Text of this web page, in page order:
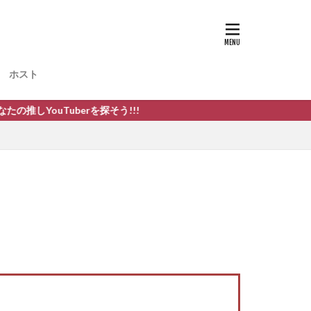
ホスト
を探そう!!!